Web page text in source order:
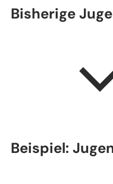
Bisherige
Beispiel: